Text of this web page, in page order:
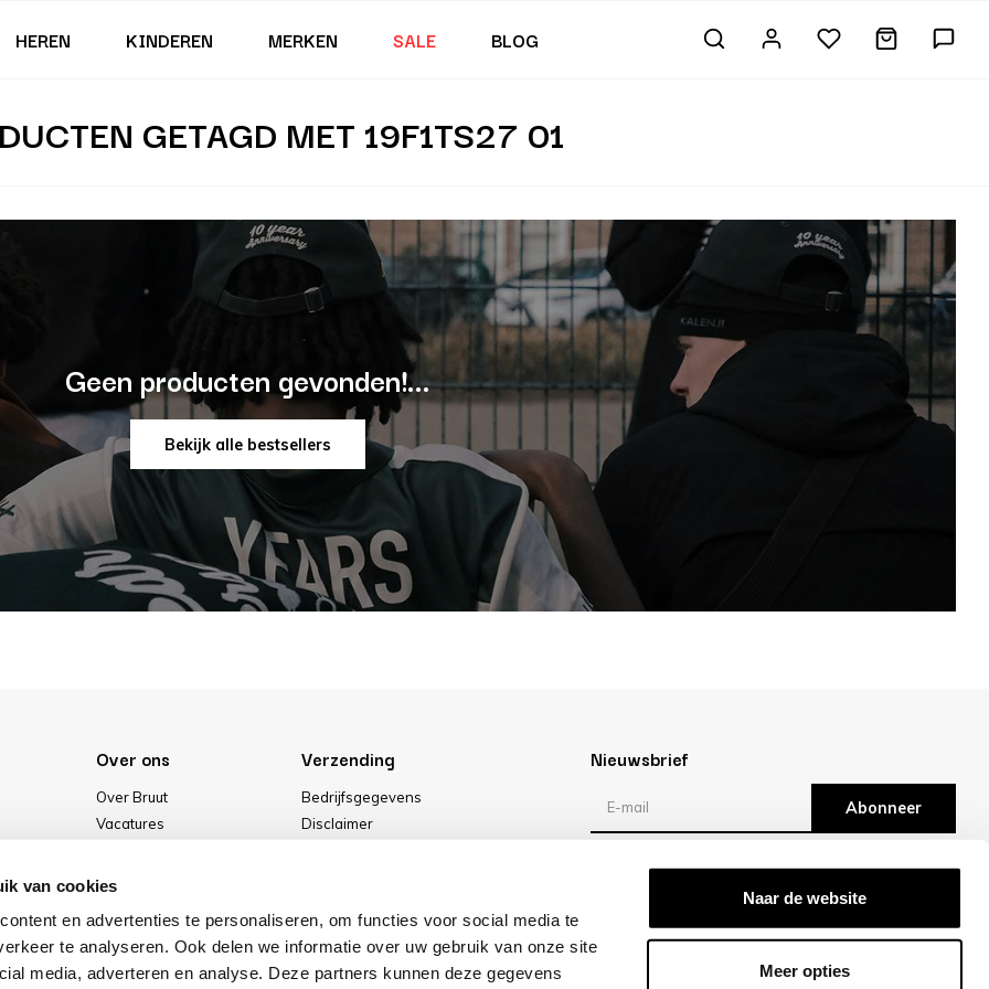
van cookies
en advertenties te personaliseren, om functies voor social media te
te analyseren. Ook delen we informatie over uw gebruik van onze site
media, adverteren en analyse. Deze partners kunnen deze gegevens
Naar de website
Meer opties
HEREN KINDEREN MERKEN SALE BLOG
GETAGD MET 19F1TS27 01
Geen producten gevonden!...
Bekijk alle bestsellers
Over ons
Over Bruut
Vacatures
Onze winkel
Verzending
Bedrijfsgegevens
Disclaimer
Nieuwsbrief
Abonneer
Reviews
/10 -klantbeoordelingen